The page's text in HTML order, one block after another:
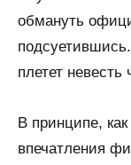
обмануть
плетет невесть
В принципе,
впечатления